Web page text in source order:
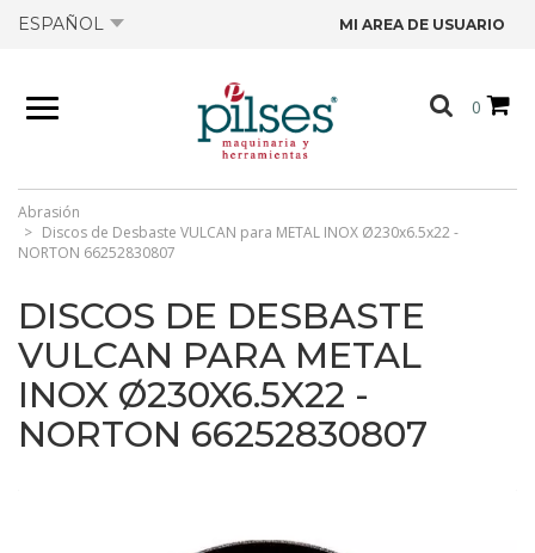
ESPAÑOL MI AREA DE USUARIO
0
PRODUCTOS
TIENDA
CATÁLOGOS
CONTACTO
Abrasión
Discos de Desbaste VULCAN para METAL INOX Ø230x6.5x22 -
NORTON 66252830807
DISCOS DE DESBASTE
VULCAN PARA METAL
INOX Ø230X6.5X22 -
NORTON 66252830807